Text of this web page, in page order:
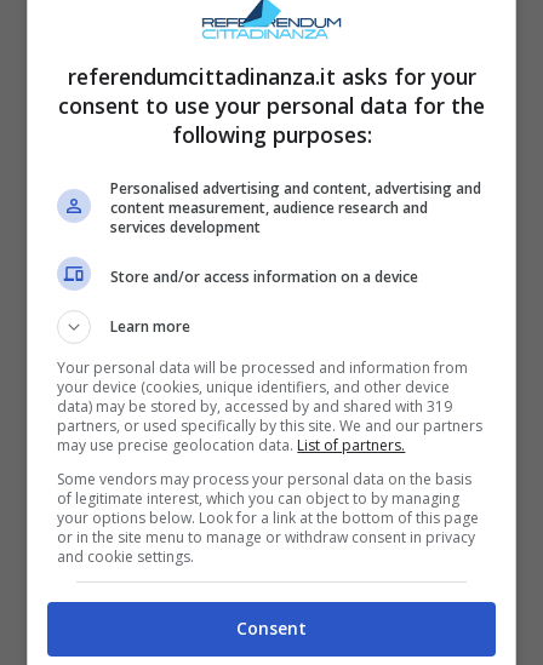
Allerta in Italia, guai a mangiare
1 Novembre 2025
Articoli recentiLutto in Italia, si è spenta
referendumcittadinanza.it asks for your
consent to use your personal data for the
following purposes:
Personalised advertising and content, advertising and
content measurement, audience research and
services development
Store and/or access information on a device
Learn more
Your personal data will be processed and information from
your device (cookies, unique identifiers, and other device
data) may be stored by, accessed by and shared with 319
partners, or used specifically by this site. We and our partners
may use precise geolocation data. List of partners.
Some vendors may process your personal data on the basis
of legitimate interest, which you can object to by managing
your options below. Look for a link at the bottom of this page
or in the site menu to manage or withdraw consent in privacy
and cookie settings.
Consent